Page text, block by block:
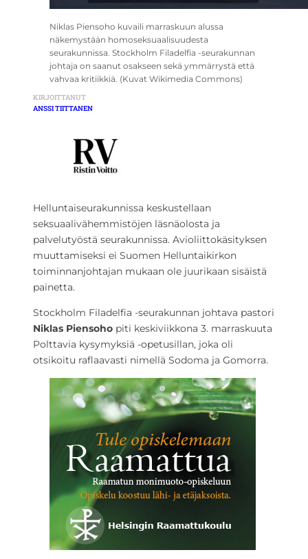
Niklas Piensoho kuvaili marraskuun alussa
näkemystään homoseksuaalisuudesta
seurakunnissa. Stockholm Filadelfia -seurakunnan
johtaja on saanut osakseen sekä ymmärrystä että
vahvaa kritiikkiä. (Kuvat Wikimedia Commons)
KIRJOITTANUT
ANSSI TIITTANEN
Helluntaiseurakunnissa keskustellaan
seksuaalivähemmistöjen läsnäolosta ja
palvelutyöstä seurakunnissa. Avioliittokäsityksen
muuttamiseksi ei Suomen Helluntaikirkon
toiminnanjohtajan mukaan ole juurikaan sisäistä
painetta.
Stockholm Filadelfia -seurakunnan johtava pastori
Niklas Piensoho piti keskiviikkona 3. marraskuuta
Polttavia kysymyksiä -opetusillan, joka oli
otsikoitu raflaavasti nimellä Sodoma ja Gomorra.